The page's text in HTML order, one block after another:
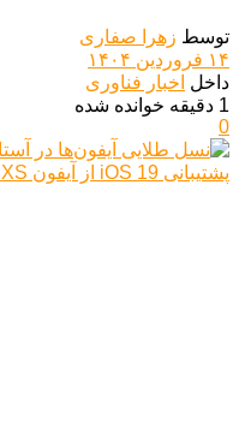
توسط زهرا صفاری
۱۴ فروردین ۱۴۰۴
داخل اخبار فناوری
1 دقیقه خوانده شده
0